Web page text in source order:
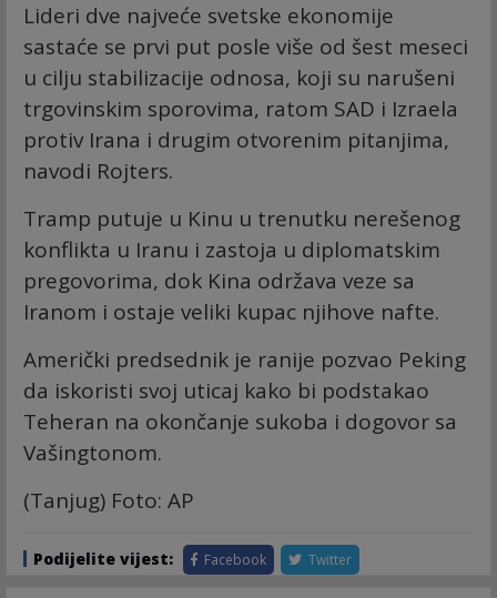
Lideri dve najveće svetske ekonomije
sastaće se prvi put posle više od šest meseci
u cilju stabilizacije odnosa, koji su narušeni
trgovinskim sporovima, ratom SAD i Izraela
protiv Irana i drugim otvorenim pitanjima,
navodi Rojters.
Tramp putuje u Kinu u trenutku nerešenog
konflikta u Iranu i zastoja u diplomatskim
pregovorima, dok Kina održava veze sa
Iranom i ostaje veliki kupac njihove nafte.
Američki predsednik je ranije pozvao Peking
da iskoristi svoj uticaj kako bi podstakao
Teheran na okončanje sukoba i dogovor sa
Vašingtonom.
(Tanjug) Foto: AP
Podijelite vijest: Facebook Twitter